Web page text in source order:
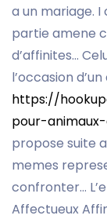
a un mariage.
partie amene
d’affinites…
l’occasion
https://
pour-
propose suite
memes
confronter…
Affectueux